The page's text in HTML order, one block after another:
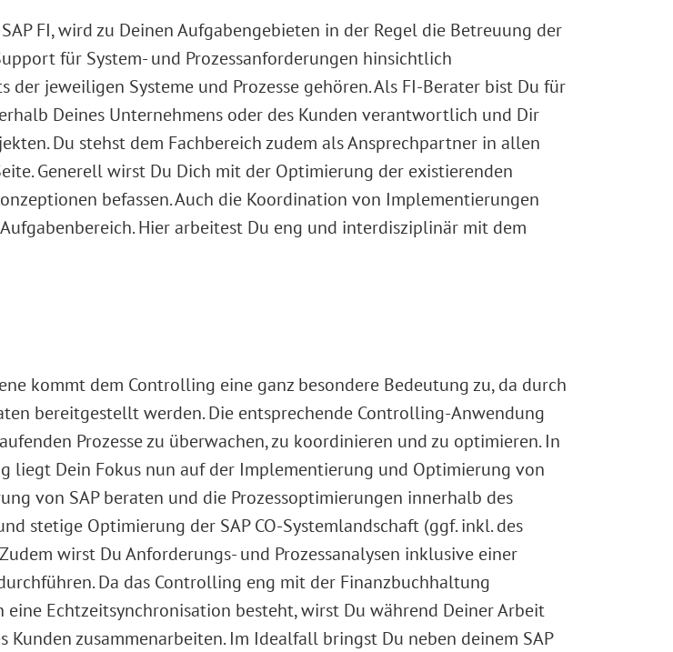
FI, wird zu Deinen Aufgabengebieten in der Regel die Betreuung der
für System- und Prozessanforderungen hinsichtlich
jeweiligen Systeme und Prozesse gehören. Als FI-Berater bist Du für
Deines Unternehmens oder des Kunden verantwortlich und Dir
Du stehst dem Fachbereich zudem als Ansprechpartner in allen
Generell wirst Du Dich mit der Optimierung der existierenden
befassen. Auch die Koordination von Implementierungen
Hier arbeitest Du eng und interdisziplinär mit dem
kommt dem Controlling eine ganz besondere Bedeutung zu, da durch
bereitgestellt werden. Die entsprechende Controlling-Anwendung
Prozesse zu überwachen, zu koordinieren und zu optimieren. In
liegt Dein Fokus nun auf der Implementierung und Optimierung von
von SAP beraten und die Prozessoptimierungen innerhalb des
stetige Optimierung der SAP CO-Systemlandschaft (ggf. inkl. des
wirst Du Anforderungs- und Prozessanalysen inklusive einer
Da das Controlling eng mit der Finanzbuchhaltung
Echtzeitsynchronisation besteht, wirst Du während Deiner Arbeit
zusammenarbeiten. Im Idealfall bringst Du neben deinem SAP